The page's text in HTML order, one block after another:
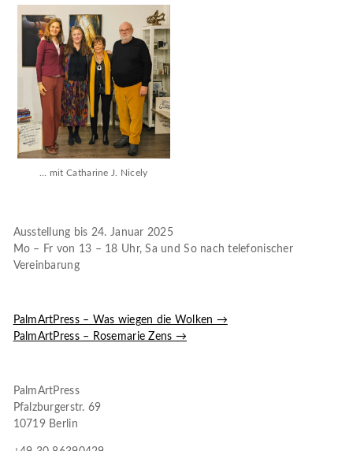
… mit Catharine J. Nicely
Ausstellung bis 24. Januar 2025
Mo – Fr von 13 – 18 Uhr, Sa und So nach telefonischer
Vereinbarung
PalmArtPress – Was wiegen die Wolken →
PalmArtPress – Rosemarie Zens →
PalmArtPress
Pfalzburgerstr. 69
10719 Berlin